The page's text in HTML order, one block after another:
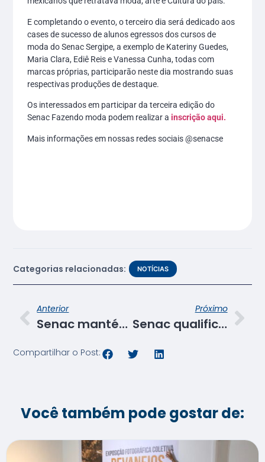
E completando o evento, o terceiro dia será dedicado aos
cases de sucesso de alunos egressos dos cursos de
moda do Senac Sergipe, a exemplo de Kateriny Guedes,
Maria Clara, Ediê Reis e Vanessa Cunha, todas com
marcas próprias, participarão neste dia mostrando suas
respectivas produções de destaque.
Os interessados em participar da terceira edição do
Senac Fazendo moda podem realizar ainscrição aqui.
Mais informações em nossas redes sociais @senacse
Categorias relacionadas: NOTÍCIAS
Anterior
Senac mantém magia dos festejos juninos em lives “São João Sem Sair de Casa”
Próximo
Senac qualificará gratuitamente profissionais para protocolos contra COVID
Compartilhar o Post:
Você também pode gostar de: